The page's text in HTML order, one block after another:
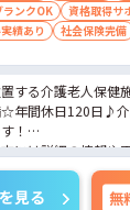
ランクOK 資格取得サ
績あり
社会保険完備
する介護老人保健
☆年間休日120日♪
！
には詳細の情報や
でお気軽にお問い
見る 無